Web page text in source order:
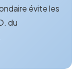
évite les
du